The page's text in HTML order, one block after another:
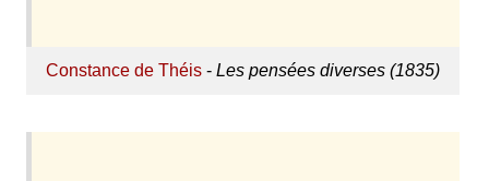
Constance de Théis- Les pensées diverses (1835)